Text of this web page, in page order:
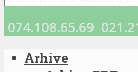
074.108.65.69
Arhive